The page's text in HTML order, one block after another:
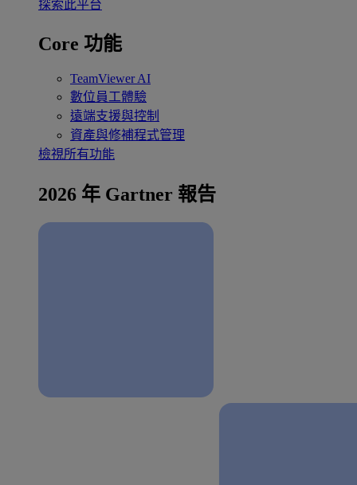
探索此平台
Core 功能
TeamViewer AI
數位員工體驗
遠端支援與控制
資產與修補程式管理
檢視所有功能
2026 年 Gartner 報告